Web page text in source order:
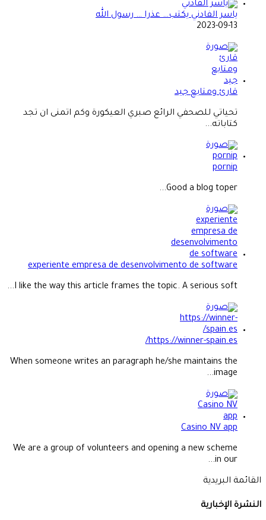
ياسر الفادني يكتب… عذرا … رسول الله
2023-09-13
قارئ ومتابع جيد
تحياتي للصحفي الرائع صبري العيكورة وكم اتمنى ان تجد
كتاباته...
pornip
Good a blog toper...
experiente empresa de desenvolvimento de software
I like the way this article frames the topic. A serious soft...
https://winner-spain.es/
When someone writes an paragraph he/she maintains the
image...
Casino NV app
We are a group of volunteers and opening a new scheme
in our...
القائمة البريدية
النشرة الإخبارية